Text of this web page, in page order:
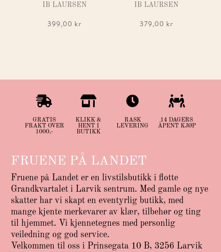
IB LAURSEN
399,00 kr
IB LAURSEN
379,00 kr

GRATIS
FRAKT OVER
1000,-

KLIKK &
HENT I
BUTIKK

RASK
LEVERING

14 DAGERS
ÅPENT KJØP
FRUENE PÅ LANDET
Fruene på Landet er en livstilsbutikk i flotte
Grandkvartalet i Larvik sentrum. Med gamle og nye
skatter har vi skapt en eventyrlig butikk, med
mange kjente merkevarer av klær, tilbehør og ting
til hjemmet. Vi kjennetegnes med personlig
veiledning og god service.
Velkommen til oss i Prinsegata 10 B, 3256 Larvik